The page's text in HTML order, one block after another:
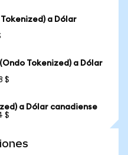
a Dólar
Tokenized) a Dólar
$
a Dólar canadiense
$